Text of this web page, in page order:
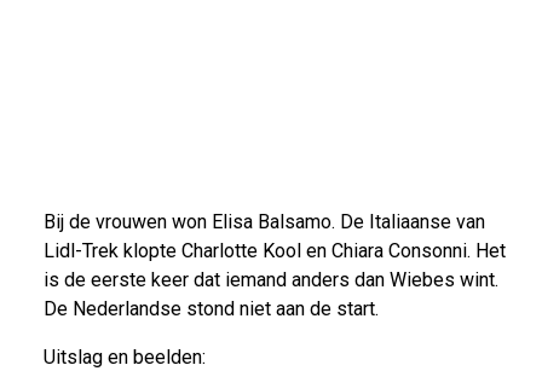
Bij de vrouwen won Elisa Balsamo. De Italiaanse van
Lidl-Trek klopte Charlotte Kool en Chiara Consonni. Het
is de eerste keer dat iemand anders dan Wiebes wint.
De Nederlandse stond niet aan de start.
Uitslag en beelden: